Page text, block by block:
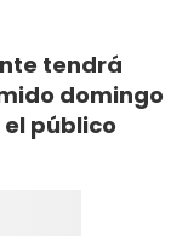
tendrá
domingo
público